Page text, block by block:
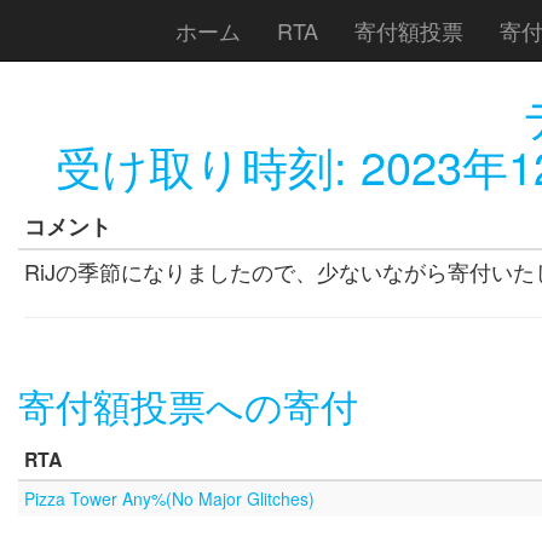
ホーム RTA 寄付額投票 寄
受け取り時刻: 2023年
コメント
RiJの季節になりましたので、少ないながら寄付い
寄付額投票への寄付
RTA
Pizza Tower Any%(No Major Glitches)